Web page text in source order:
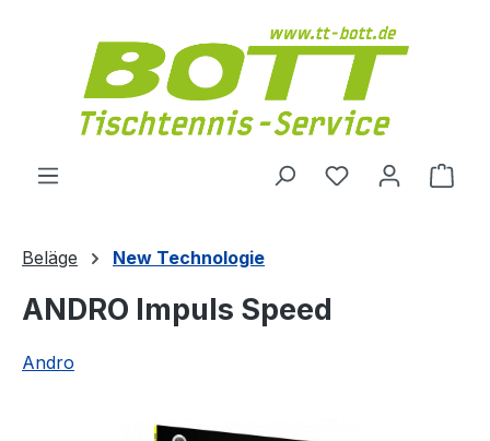
Du hast 0
Beläge New Technologie
ANDRO Impuls Speed
Andro